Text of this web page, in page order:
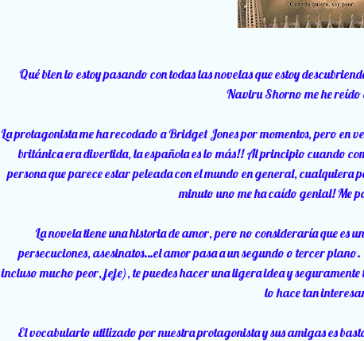
Qué bien lo estoy pasando con todas las novelas que estoy
Naviru Shorno me he reído
La protagonista me ha recodado a Bridget Jones por momentos, pero en
británica era divertida, la española es lo más!! Al principio cuando
persona que parece estar peleada con el mundo en general, cualquiera
minuto uno me ha caído genial! Me
La novela tiene una historia de amor, pero no consideraría que es
persecuciones, asesinatos…el amor pasa a un segundo o tercer
incluso mucho peor, jeje), te puedes hacer una ligera idea y seguramente
lo hace tan
El vocabulario utilizado por nuestra protagonista y sus amigas es